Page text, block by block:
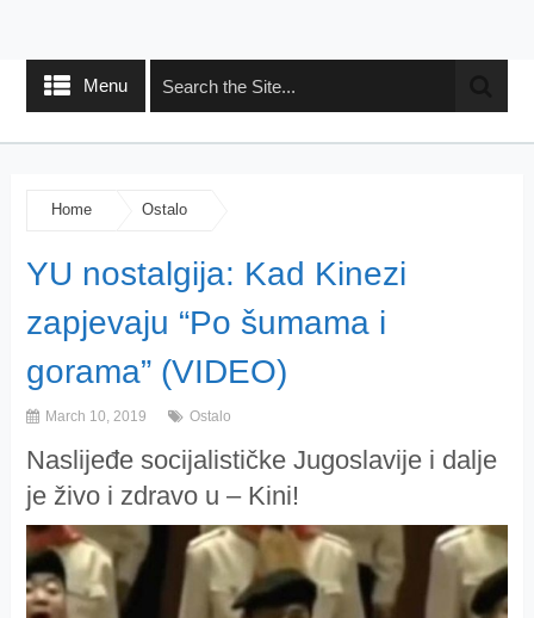
Menu
Home Ostalo
YU nostalgija: Kad Kinezi
zapjevaju “Po šumama i
gorama” (VIDEO)
March 10, 2019 Ostalo
Naslijeđe socijalističke Jugoslavije i dalje
je živo i zdravo u – Kini!